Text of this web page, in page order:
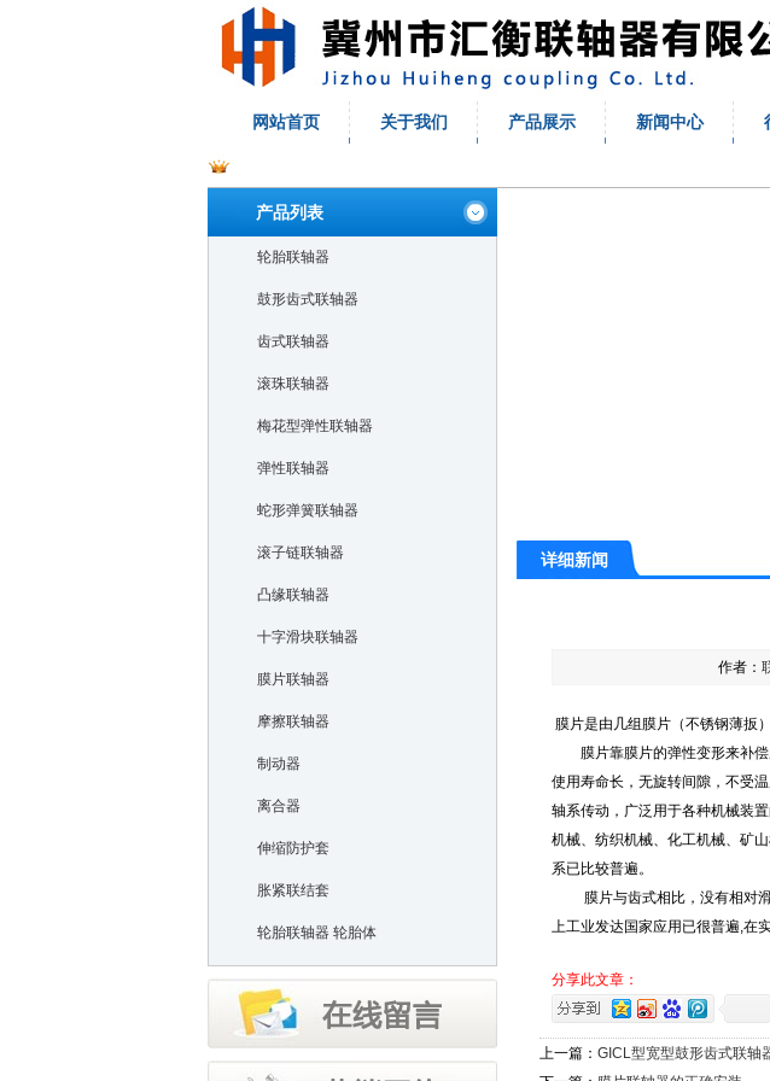
网站首页 关于我们 产品展示 新闻中心
产品列表
轮胎联轴器
鼓形齿式联轴器
齿式联轴器
滚珠联轴器
梅花型弹性联轴器
弹性联轴器
蛇形弹簧联轴器
滚子链联轴器
凸缘联轴器
十字滑块联轴器
膜片联轴器
摩擦联轴器
制动器
离合器
伸缩防护套
胀紧联结套
轮胎联轴器 轮胎体
详细新闻
作者：
膜片是由几组膜片（不锈钢薄扳
膜片靠膜片的弹性变形来补偿
使用寿命长，无旋转间隙，不受
轴系传动，广泛用于各种机械装
机械、纺织机械、化工机械、矿
系已比较普遍。
膜片与齿式相比，没有相对滑
上工业发达国家应用已很普遍,在
分享此文章：
上一篇： GICL型宽型鼓形齿式联轴